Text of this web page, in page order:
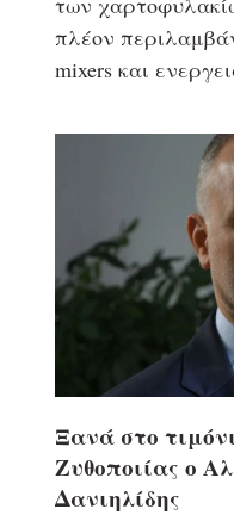
πλέον
mixers και
Ξανά στο
Ζυθοποιίας ο
Δανιηλίδης